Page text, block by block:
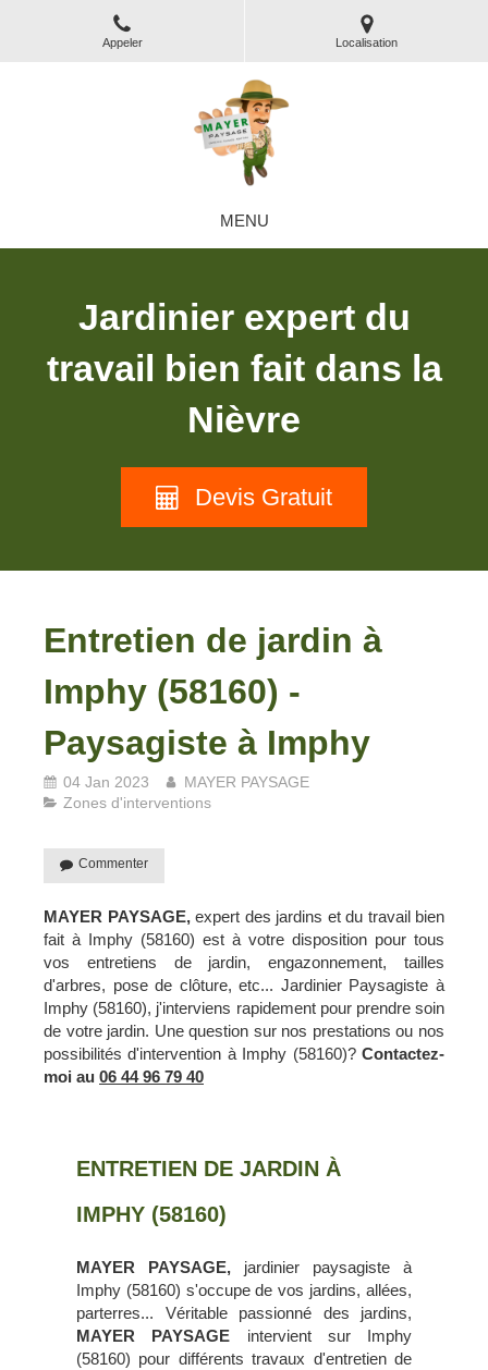
Appeler Localisation
MENU
Jardinier expert du
travail bien fait dans la
Nièvre
Devis Gratuit
Entretien de jardin à
Imphy (58160) -
Paysagiste à Imphy
04 Jan 2023
MAYER PAYSAGE
Zones d'interventions
Commenter
MAYER PAYSAGE,expert des jardins et du travail bien
fait à Imphy (58160) est à votre disposition pour tous
vos entretiens de jardin, engazonnement, tailles
d'arbres, pose de clôture, etc... Jardinier Paysagiste à
Imphy (58160), j'interviens rapidement pour prendre soin
de votre jardin. Une question sur nos prestations ou nos
possibilités d'intervention à Imphy (58160)? Contactez-
moi au 06 44 96 79 40
ENTRETIEN DE JARDIN À
IMPHY (58160)
MAYER PAYSAGE, jardinier paysagiste à
Imphy (58160) s'occupe de vos jardins, allées,
parterres... Véritable passionné des jardins,
MAYER PAYSAGE intervient sur Imphy
(58160) pour différents travaux d'entretien de